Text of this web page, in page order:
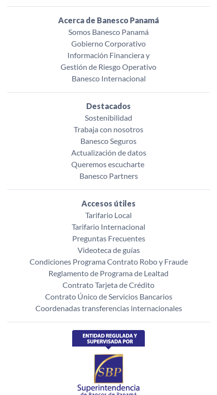
Acerca de Banesco Panamá
Somos Banesco Panamá
Gobierno Corporativo
Información Financiera y
Gestión de Riesgo Operativo
Banesco Internacional
Destacados
Sostenibilidad
Trabaja con nosotros
Banesco Seguros
Actualización de datos
Queremos escucharte ‌
Banesco Partners
Accesos útiles
Tarifario Local
Tarifario Internacional
Preguntas Frecuentes
Videoteca de guías
Condiciones Programa Contrato Robo y Fraude
Reglamento de Programa de Lealtad
Contrato Tarjeta de Crédito
Contrato Único de Servicios Bancarios
Coordenadas transferencias internacionales